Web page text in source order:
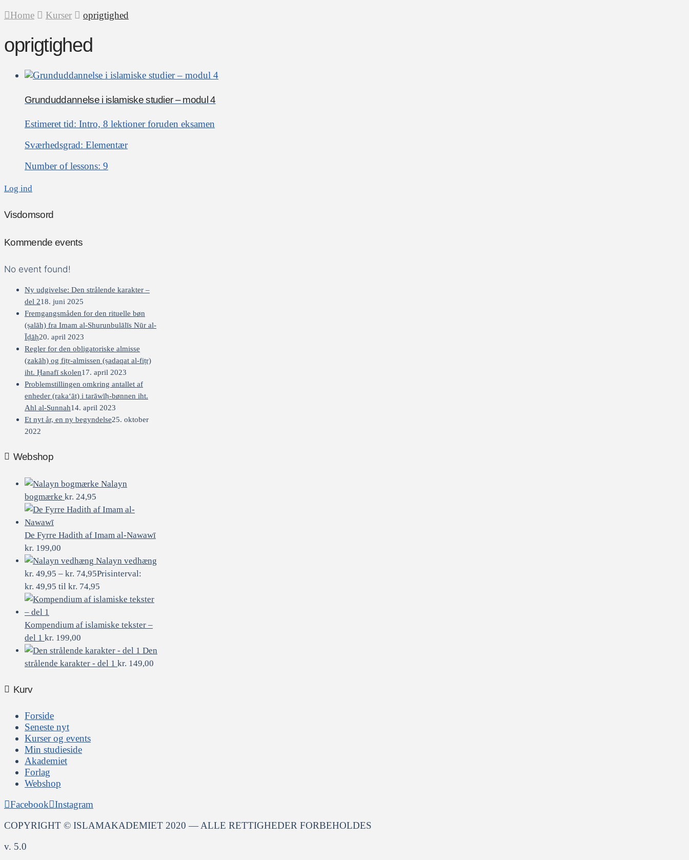
Home
Kurser oprigtighed
oprigtighed
Grunduddannelse i islamiske studier – modul 4
Estimeret tid: Intro, 8 lektioner foruden eksamen
Sværhedsgrad: Elementær
Number of lessons: 9
Log ind
Visdomsord
Kommende events
No event found!
Ny udgivelse: Den strålende karakter –
del 218. juni 2025
Fremgangsmåden for den rituelle bøn
(ṣalāh) fra Imam al-Shurunbulālīs Nūr al-
Īḍāḥ20. april 2023
Regler for den obligatoriske almisse
(zakāh) og fiṭr-almissen (ṣadaqat al-fiṭr)
iht. Ḥanafī skolen17. april 2023
Problemstillingen omkring antallet af
enheder (raka‘āt) i tarāwīḥ-bønnen iht.
Ahl al-Sunnah14. april 2023
Et nyt år, en ny begyndelse25. oktober
2022
Webshop
Nalayn
bogmærke kr. 24,95
De Fyrre Hadith af Imam al-Nawawī
kr. 199,00
Nalayn vedhæng
kr. 49,95 – kr. 74,95Prisinterval:
kr. 49,95 til kr. 74,95
Kompendium af islamiske tekster –
del 1 kr. 199,00
Den
strålende karakter - del 1 kr. 149,00
Kurv
Forside
Seneste nyt
Kurser og events
Min studieside
Akademiet
Forlag
Webshop
Facebook
Instagram
COPYRIGHT © ISLAMAKADEMIET 2020 — ALLE RETTIGHEDER FORBEHOLDES
v. 5.0